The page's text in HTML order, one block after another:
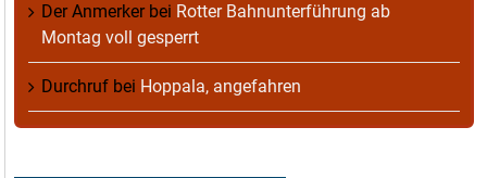
Der Anmerkerbei Rotter Bahnunterführung ab
Montag voll gesperrt
Durchruf bei Hoppala, angefahren